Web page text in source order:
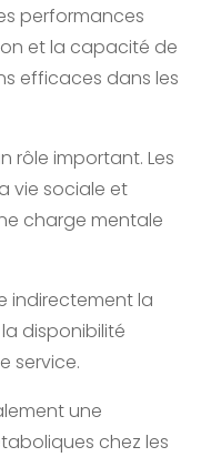
performances
et la capacité de
efficaces dans les
rôle important. Les
vie sociale et
charge mentale
indirectement la
disponibilité
service.
une
chez les